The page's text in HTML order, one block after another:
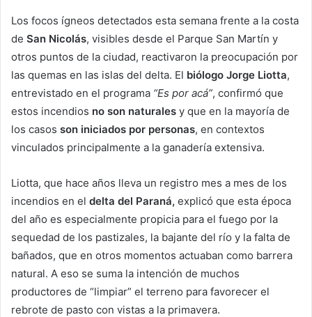
Los focos ígneos detectados esta semana frente a la costa
de San Nicolás, visibles desde el Parque San Martín y
otros puntos de la ciudad, reactivaron la preocupación por
las quemas en las islas del delta. El biólogo Jorge Liotta,
entrevistado en el programa “Es por acá”, confirmó que
estos incendios no son naturales y que en la mayoría de
los casos son iniciados por personas, en contextos
vinculados principalmente a la ganadería extensiva.
Liotta, que hace años lleva un registro mes a mes de los
incendios en el delta del Paraná, explicó que esta época
del año es especialmente propicia para el fuego por la
sequedad de los pastizales, la bajante del río y la falta de
bañados, que en otros momentos actuaban como barrera
natural. A eso se suma la intención de muchos
productores de “limpiar” el terreno para favorecer el
rebrote de pasto con vistas a la primavera.